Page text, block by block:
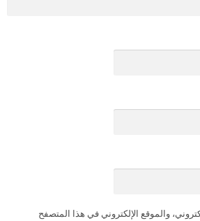
والموقع الإلكتروني في هذا المتصفح